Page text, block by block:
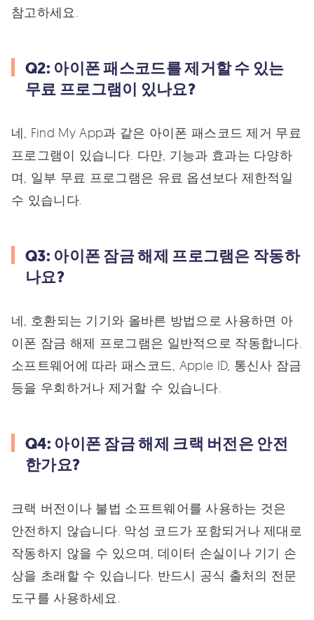
참고하세요.
Q2: 아이폰 패스코드를 제거할 수 있는
무료 프로그램이 있나요?
네, Find My App과 같은 아이폰 패스코드 제거 무료
프로그램이 있습니다. 다만, 기능과 효과는 다양하
며, 일부 무료 프로그램은 유료 옵션보다 제한적일
수 있습니다.
Q3: 아이폰 잠금 해제 프로그램은 작동하
나요?
네, 호환되는 기기와 올바른 방법으로 사용하면 아
이폰 잠금 해제 프로그램은 일반적으로 작동합니다.
소프트웨어에 따라 패스코드, Apple ID, 통신사 잠금
등을 우회하거나 제거할 수 있습니다.
Q4: 아이폰 잠금 해제 크랙 버전은 안전
한가요?
크랙 버전이나 불법 소프트웨어를 사용하는 것은
안전하지 않습니다. 악성 코드가 포함되거나 제대로
작동하지 않을 수 있으며, 데이터 손실이나 기기 손
상을 초래할 수 있습니다. 반드시 공식 출처의 전문
도구를 사용하세요.